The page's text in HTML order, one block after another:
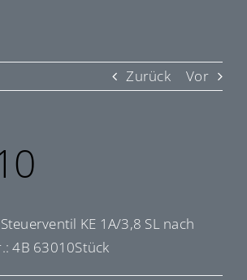
Zurück Vor
KE 1A/3,8 SL nach
4B 63010Stück